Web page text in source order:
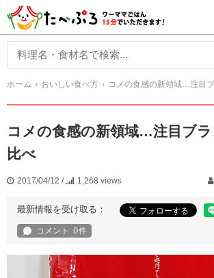
ホーム おいしい食べ方 コメの食感の新領域…注目
コメの食感の新領域…注目ブ
比べ
2017/04/12 / 1,268 views
最新情報を受け取る：